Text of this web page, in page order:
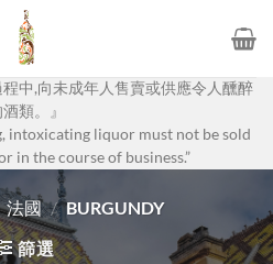
程中,向未成年人售賣或供應令人醺醉
類。』
intoxicating liquor must not be sold
in the course of business.”
法國 / BURGUNDY
篩選